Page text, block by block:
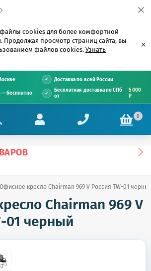
файлы cookies для более комфортной
Продолжая просмотр страниц сайта, вы
файлов cookies. Узнать
×
Доставка по всей России
— бесплатно
Бесплатная доставка по СПб
от
5 000
₽
0
Офисное кресло Chairman 969 V Россия TW-01
Chairman 969 V
01 черный